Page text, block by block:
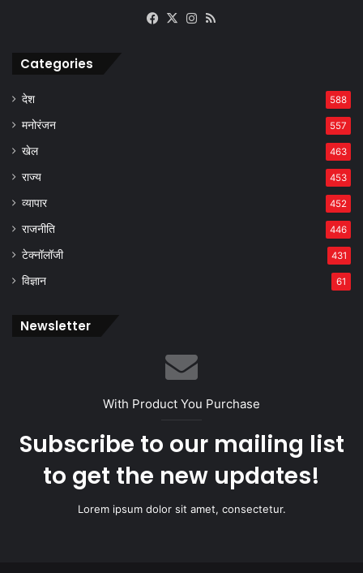
Facebook
X Instagram
Categories
देश 588
मनोरंजन 557
खेल 463
राज्य 453
व्यापार 452
राजनीति 446
टेक्नॉलॉजी 431
विज्ञान 61
Newsletter
With Product You Purchase
Subscribe to our mailing list
to get the new updates!
Lorem ipsum dolor sit amet, consectetur.